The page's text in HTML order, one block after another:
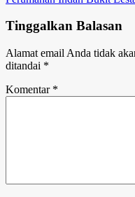
Tinggalkan Balasan
Alamat email Anda tidak
ditandai *
Komentar *